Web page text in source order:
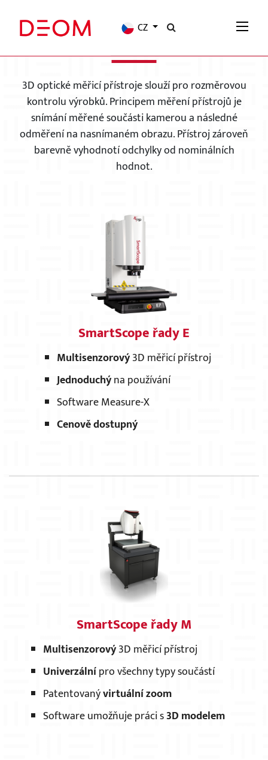
CZ
3D OPTICKÉ MĚŘICÍ PŘÍSTROJE
3D optické měřicí přístroje slouží pro rozměrovou
kontrolu výrobků. Principem měření přístrojů je
snímání měřené součásti kamerou a následné
odměření na nasnímaném obrazu. Přístroj zároveň
barevně vyhodnotí odchylky od nominálních
hodnot.
SmartScope řady E
Multisenzorový3D měřicí přístroj
Jednoduchýna používání
Software Measure-X
Cenově dostupný
SmartScope řady M
Multisenzorový3D měřicí přístroj
Univerzálnípro všechny typy součástí
Patentovanývirtuální zoom
Software umožňuje práci s3D modelem